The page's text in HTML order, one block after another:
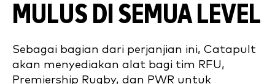
MULUS DI SEMUA LEVEL
Sebagai bagian dari perjanjian ini, Catapult
akan menyediakan alat bagi tim RFU,
Premiership Rugby, dan PWR untuk